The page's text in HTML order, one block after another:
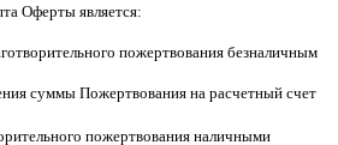
Оферты является:
пожертвования безналичным
суммы Пожертвования на расчетный счет
пожертвования наличными